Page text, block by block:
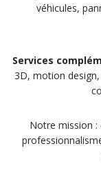
véhicules,
Services
3D, motion
Notre mission :